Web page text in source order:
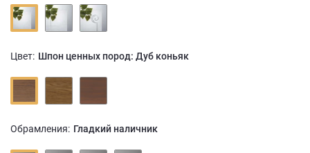
Цвет: Шпон ценных пород: Дуб коньяк
Обрамления: Гладкий наличник